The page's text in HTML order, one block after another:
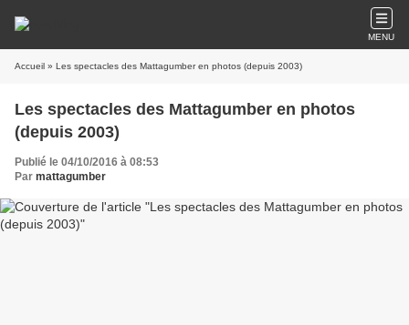
MENU
Accueil » Les spectacles des Mattagumber en photos (depuis 2003)
Les spectacles des Mattagumber en photos
(depuis 2003)
Publié le 04/10/2016 à 08:53
Par mattagumber